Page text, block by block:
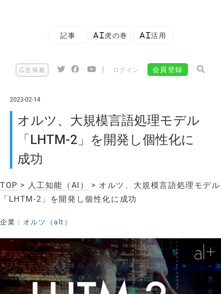
記事 AI虎の巻 AI活用
広告掲載 ログイン 会員登録
2023-02-14
オルツ、大規模言語処理モデル
「LHTM-2」を開発し個性化に
成功
TOP > 人工知能（AI）
> オルツ、大規模言語処理モデル
「LHTM-2」を開発し個性化に成功
企業： オルツ（alt）